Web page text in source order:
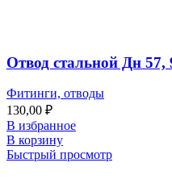
Отвод стальной Дн 57,
Фитинги, отводы
130,00 ₽
В избранное
В корзину
Быстрый просмотр